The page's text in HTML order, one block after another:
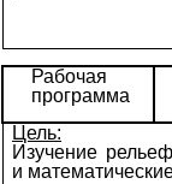
Рабочая
программа
Цель:
Изучение
и